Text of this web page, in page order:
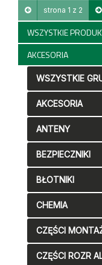
strona 1 z 2
WSZYSTKIE
AKCESORIA
WSZYSTKIE
AKCESORIA
ANTENY
BEZPIECZNIKI
BŁOTNIKI
CHEMIA
CZĘŚCI
CZĘŚCI ROZR